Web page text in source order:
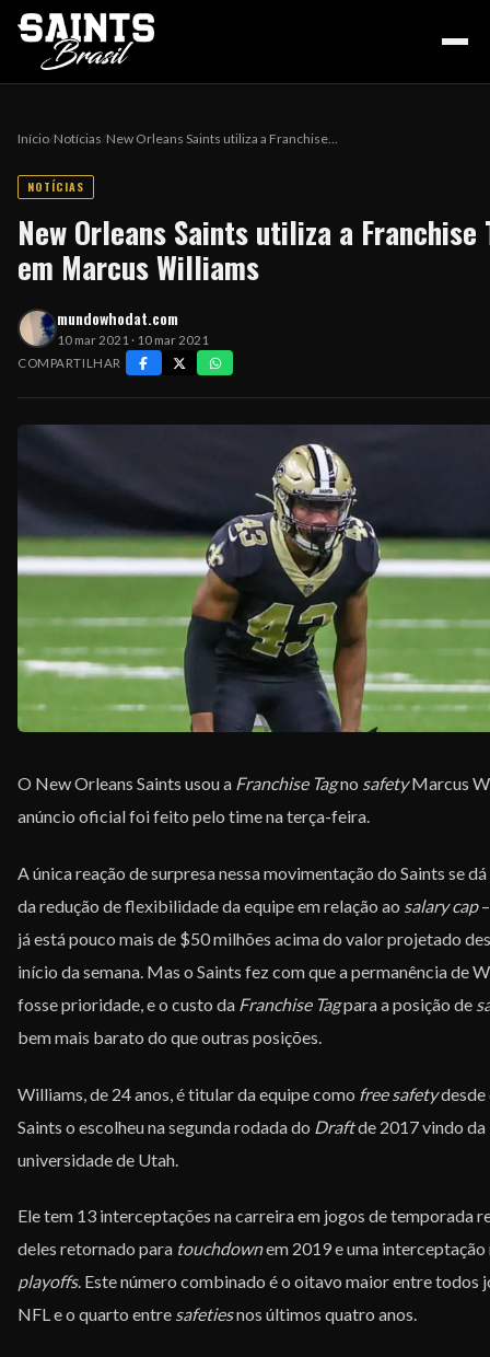
HOME
PODCAST
COLUNA DO ZÉ
NOSSA HISTÓRIA
EQUIPE
Início Notícias New Orleans Saints utiliza a Franchise…
NOTÍCIAS
New Orleans Saints utiliza a Franchise
em Marcus Williams
mundowhodat.com
10 mar 2021 · 10 mar 2021
COMPARTILHAR
O New Orleans Saints usou a Franchise Tagno safetyMarcus
anúncio oficial foi feito pelo time na terça-feira.
A única reação de surpresa nessa movimentação do Saints se
da redução de flexibilidade da equipe em relação ao salary cap
já está pouco mais de $50 milhões acima do valor projetado
início da semana. Mas o Saints fez com que a permanência de
fosse prioridade, e o custo da Franchise Tagpara a posição de
bem mais barato do que outras posições.
Williams, de 24 anos, é titular da equipe como free safetydesde
Saints o escolheu na segunda rodada do Draftde 2017 vindo da
universidade de Utah.
Ele tem 13 interceptações na carreira em jogos de temporada
deles retornado para touchdownem 2019 e uma interceptação
playoffs. Este número combinado é o oitavo maior entre todos
NFL e o quarto entre safetiesnos últimos quatro anos.